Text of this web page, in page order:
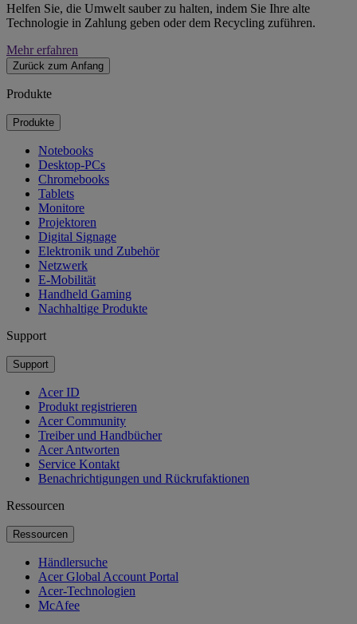
Helfen Sie, die Umwelt sauber zu halten, indem Sie Ihre alte
Technologie in Zahlung geben oder dem Recycling zuführen.
Mehr erfahren
Zurück zum Anfang
Produkte
Produkte
Notebooks
Desktop-PCs
Chromebooks
Tablets
Monitore
Projektoren
Digital Signage
Elektronik und Zubehör
Netzwerk
E-Mobilität
Handheld Gaming
Nachhaltige Produkte
Support
Support
Acer ID
Produkt registrieren
Acer Community
Treiber und Handbücher
Acer Antworten
Service Kontakt
Benachrichtigungen und Rückrufaktionen
Ressourcen
Ressourcen
Händlersuche
Acer Global Account Portal
Acer-Technologien
McAfee